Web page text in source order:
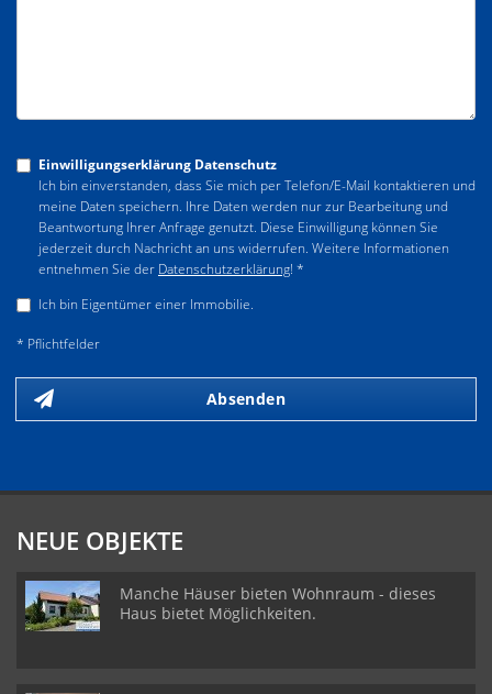
Einwilligungserklärung Datenschutz
Ich bin einverstanden, dass Sie mich per Telefon/E-Mail kontaktieren und
meine Daten speichern. Ihre Daten werden nur zur Bearbeitung und
Beantwortung Ihrer Anfrage genutzt. Diese Einwilligung können Sie
jederzeit durch Nachricht an uns widerrufen. Weitere Informationen
entnehmen Sie der Datenschutzerklärung! *
Ich bin Eigentümer einer Immobilie.
* Pflichtfelder
Absenden
NEUE OBJEKTE
Manche Häuser bieten Wohnraum - dieses
Haus bietet Möglichkeiten.